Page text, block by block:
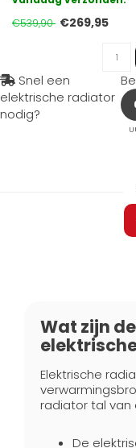
€539,90 €269,95
Snel een
elektrische radiator
nodig?
Wat zijn
Elektrische
radiator tal van
De